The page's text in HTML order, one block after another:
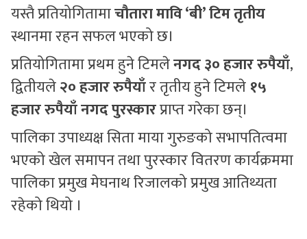
यस्तै प्रतियोगितामाचौतारा मावि ‘बी’ टिम तृतीय
स्थानमा रहन सफल भएको छ।
प्रतियोगितामा प्रथम हुने टिमलेनगद ३० हजार रुपैयाँ,
द्वितीयले२० हजार रुपैयाँर तृतीय हुने टिमले१५
हजार रुपैयाँ नगद पुरस्कारप्राप्त गरेका छन्।
पालिका उपाध्यक्ष सिता माया गुरुङको सभापतित्वमा
भएको खेल समापन तथा पुरस्कार वितरण कार्यक्रममा
पालिका प्रमुख मेघनाथ रिजालको प्रमुख आतिथ्यता
रहेको थियो ।